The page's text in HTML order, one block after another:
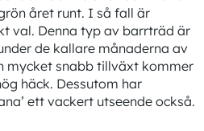
året runt. I så fall är
val. Denna typ av barrträd är
de kallare månaderna av
mycket snabb tillväxt kommer
häck. Dessutom har
ett vackert utseende också.